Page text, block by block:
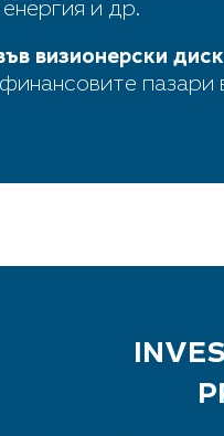
и др.
визионерски
пазари